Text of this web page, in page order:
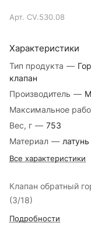
Арт. CV.530.08
Характеристики
Тип продукта —
клапан
Производитель —
Максимальное
Вес, г — 753
Материал — латунь
Все характеристики
Клапан обратный
(3/18)
Подробности